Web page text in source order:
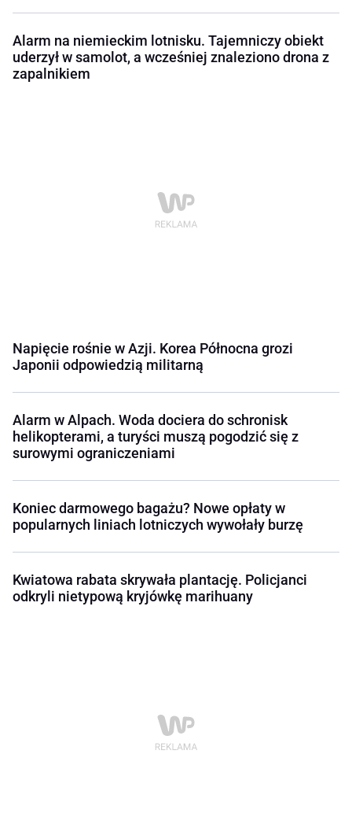
Alarm na niemieckim lotnisku. Tajemniczy obiekt
uderzył w samolot, a wcześniej znaleziono drona z
zapalnikiem
Napięcie rośnie w Azji. Korea Północna grozi
Japonii odpowiedzią militarną
Alarm w Alpach. Woda dociera do schronisk
helikopterami, a turyści muszą pogodzić się z
surowymi ograniczeniami
Koniec darmowego bagażu? Nowe opłaty w
popularnych liniach lotniczych wywołały burzę
Kwiatowa rabata skrywała plantację. Policjanci
odkryli nietypową kryjówkę marihuany